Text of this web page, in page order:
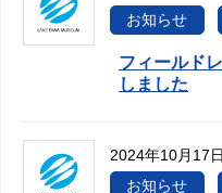
お知らせ
フィールド
しました
2024年10月17日
お知らせ